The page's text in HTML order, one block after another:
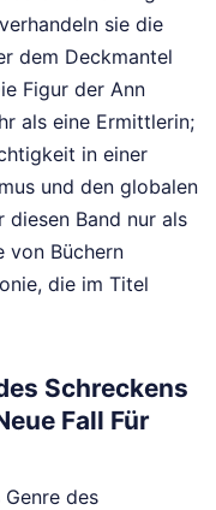
sie die
dem Deckmantel
Figur der Ann
als eine Ermittlerin;
in einer
und den globalen
diesen Band nur als
von Büchern
die im Titel
Schreckens
Fall Für
des